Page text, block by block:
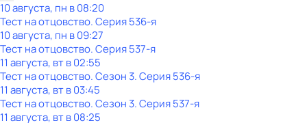
10 августа, пн в 08:20
Тест нa отцовствo. Серия 536-я
10 августа, пн в 09:27
Тест нa отцовствo. Серия 537-я
11 августа, вт в 02:55
Тест нa отцовствo. Сезон 3. Серия 536-я
11 августа, вт в 03:45
Тест нa отцовствo. Сезон 3. Серия 537-я
11 августа, вт в 08:25